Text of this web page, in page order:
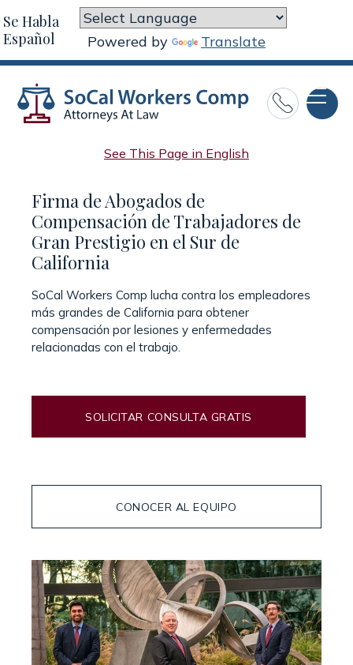
Se Habla
Español
Powered by Translate

See This Page in English
Firma de Abogados de
Compensación de Trabajadores de
Gran Prestigio en el Sur de
California
SoCal Workers Comp lucha contra los empleadores
más grandes de California para obtener
compensación por lesiones y enfermedades
relacionadas con el trabajo.
SOLICITAR CONSULTA GRATIS
CONOCER AL EQUIPO